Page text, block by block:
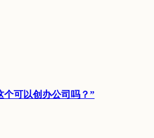
个可以创办公司吗？”